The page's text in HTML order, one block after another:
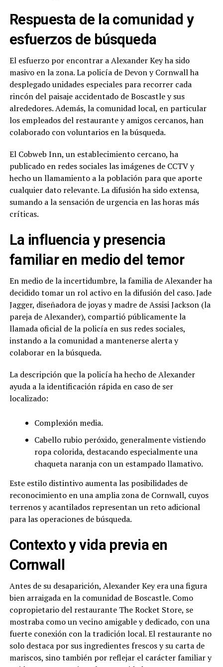
Respuesta de la comunidad y
esfuerzos de búsqueda
El esfuerzo por encontrar a Alexander Key ha sido
masivo en la zona. La policía de Devon y Cornwall ha
desplegado unidades especiales para recorrer cada
rincón del paisaje accidentado de Boscastle y sus
alrededores. Además, la comunidad local, en particular
los empleados del restaurante y amigos cercanos, han
colaborado con voluntarios en la búsqueda.
El Cobweb Inn, un establecimiento cercano, ha
publicado en redes sociales las imágenes de CCTV y
hecho un llamamiento a la población para que aporte
cualquier dato relevante. La difusión ha sido extensa,
sumando a la sensación de urgencia en las horas más
críticas.
La influencia y presencia
familiar en medio del temor
En medio de la incertidumbre, la familia de Alexander ha
decidido tomar un rol activo en la difusión del caso. Jade
Jagger, diseñadora de joyas y madre de Assisi Jackson (la
pareja de Alexander), compartió públicamente la
llamada oficial de la policía en sus redes sociales,
instando a la comunidad a mantenerse alerta y
colaborar en la búsqueda.
La descripción que la policía ha hecho de Alexander
ayuda a la identificación rápida en caso de ser
localizado:
Complexión media.
Cabello rubio peróxido, generalmente vistiendo
ropa colorida, destacando especialmente una
chaqueta naranja con un estampado llamativo.
Este estilo distintivo aumenta las posibilidades de
reconocimiento en una amplia zona de Cornwall, cuyos
terrenos y acantilados representan un reto adicional
para las operaciones de búsqueda.
Contexto y vida previa en
Cornwall
Antes de su desaparición, Alexander Key era una figura
bien arraigada en la comunidad de Boscastle. Como
copropietario del restaurante The Rocket Store, se
mostraba como un vecino amigable y dedicado, con una
fuerte conexión con la tradición local. El restaurante no
solo destaca por sus ingredientes frescos y su carta de
mariscos, sino también por reflejar el carácter familiar y